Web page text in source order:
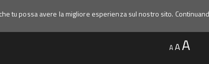
tu possa avere la migliore esperienza sul nostro sito.
AAA